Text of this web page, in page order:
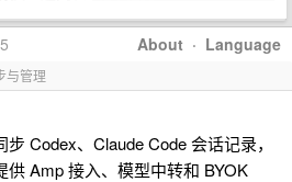
About · Language
与管理
步 Codex、Claude Code 会话记录，
供 Amp 接入、模型中转和 BYOK